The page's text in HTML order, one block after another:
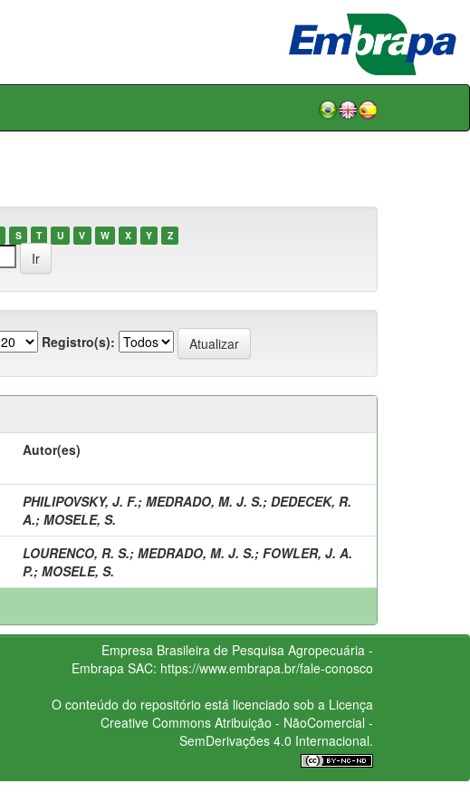
S T U V W X Y Z
Registro(s):
Autor(es)
PHILIPOVSKY, J. F.; MEDRADO, M. J. S.; DEDECEK, R.
A.; MOSELE, S.
LOURENCO, R. S.; MEDRADO, M. J. S.; FOWLER, J. A.
P.; MOSELE, S.
Empresa Brasileira de Pesquisa Agropecuária -
Embrapa SAC: https://www.embrapa.br/fale-conosco
O conteúdo do repositório está licenciado sob a Licença
Creative CommonsAtribuição - NãoComercial -
SemDerivações 4.0 Internacional.